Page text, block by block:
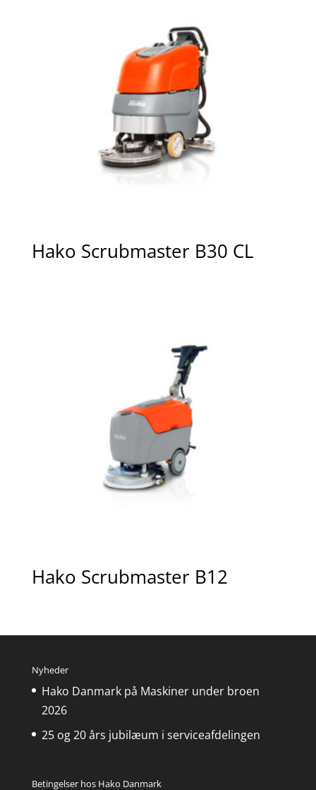
Hako Scrubmaster B30 CL
Hako Scrubmaster B12
Nyheder
Hako Danmark på Maskiner under broen
2026
25 og 20 års jubilæum i serviceafdelingen
Betingelser hos Hako Danmark